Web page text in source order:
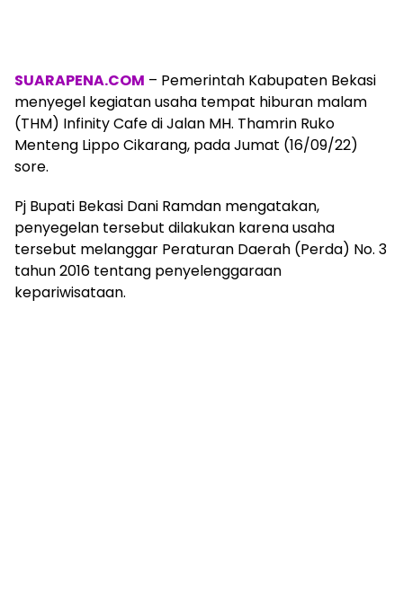
SUARAPENA.COM – Pemerintah Kabupaten Bekasi
menyegel kegiatan usaha tempat hiburan malam
(THM) Infinity Cafe di Jalan MH. Thamrin Ruko
Menteng Lippo Cikarang, pada Jumat (16/09/22)
sore.
Pj Bupati Bekasi Dani Ramdan mengatakan,
penyegelan tersebut dilakukan karena usaha
tersebut melanggar Peraturan Daerah (Perda) No. 3
tahun 2016 tentang penyelenggaraan
kepariwisataan.